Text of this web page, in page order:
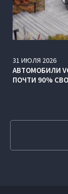
31 ИЮЛЯ 2026
АВТОМОБИЛИ
ПОЧТИ 90%